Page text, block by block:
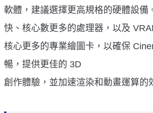
軟體，建議選擇更高規格的硬體設備
快、核心數更多的處理器，以及
核心更多的專業繪圖卡，以確保
暢，提供更佳的 3D
創作體驗，並加速渲染和動畫運算的